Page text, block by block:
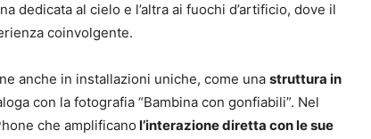
dedicata al cielo e l’altra ai fuochi d’artificio, dove il
coinvolgente.
anche in installazioni uniche, come una struttura in
con la fotografia “Bambina con gonfiabili”. Nel
che amplificano l’interazione diretta con le sue